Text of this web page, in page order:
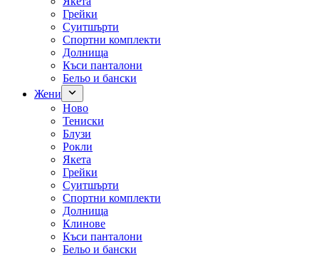
Грейки
Суитшърти
Спортни комплекти
Долнища
Къси панталони
Бельо и бански
Жени
Ново
Тениски
Блузи
Рокли
Якета
Грейки
Суитшърти
Спортни комплекти
Долнища
Клинове
Къси панталони
Бельо и бански